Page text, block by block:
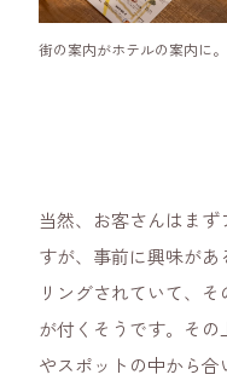
街の案内がホテルの案内に。
当然、お客さんはま
すが、事前に興味が
リングされていて、
が付くそうです。そ
やスポットの中から合